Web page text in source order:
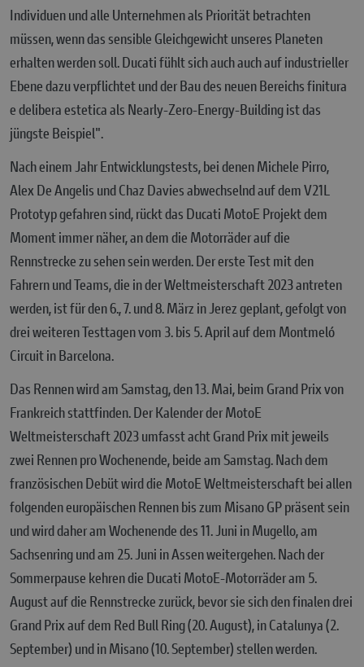
Individuen und alle Unternehmen als Priorität betrachten
müssen, wenn das sensible Gleichgewicht unseres Planeten
erhalten werden soll. Ducati fühlt sich auch auch auf industrieller
Ebene dazu verpflichtet und der Bau des neuen Bereichs finitura
e delibera estetica als Nearly-Zero-Energy-Building ist das
jüngste Beispiel".
Nach einem Jahr Entwicklungstests, bei denen Michele Pirro,
Alex De Angelis und Chaz Davies abwechselnd auf dem V21L
Prototyp gefahren sind, rückt das Ducati MotoE Projekt dem
Moment immer näher, an dem die Motorräder auf die
Rennstrecke zu sehen sein werden. Der erste Test mit den
Fahrern und Teams, die in der Weltmeisterschaft 2023 antreten
werden, ist für den 6., 7. und 8. März in Jerez geplant, gefolgt von
drei weiteren Testtagen vom 3. bis 5. April auf dem Montmeló
Circuit in Barcelona.
Das Rennen wird am Samstag, den 13. Mai, beim Grand Prix von
Frankreich stattfinden. Der Kalender der MotoE
Weltmeisterschaft 2023 umfasst acht Grand Prix mit jeweils
zwei Rennen pro Wochenende, beide am Samstag. Nach dem
französischen Debüt wird die MotoE Weltmeisterschaft bei allen
folgenden europäischen Rennen bis zum Misano GP präsent sein
und wird daher am Wochenende des 11. Juni in Mugello, am
Sachsenring und am 25. Juni in Assen weitergehen. Nach der
Sommerpause kehren die Ducati MotoE-Motorräder am 5.
August auf die Rennstrecke zurück, bevor sie sich den finalen drei
Grand Prix auf dem Red Bull Ring (20. August), in Catalunya (2.
September) und in Misano (10. September) stellen werden.